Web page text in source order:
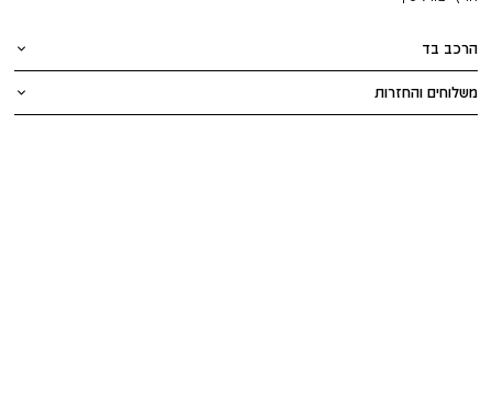
הרכב בד
משלוחים והחזרות